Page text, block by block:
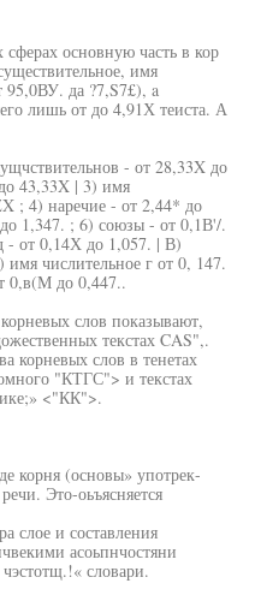
сферах основную часть в кор
имя
95,0ВУ. да ?7,S7£), a
лишь от до 4,91Х теиста. А
- от 28,33X до
43,33X | 3) имя
; 4) наречие - от 2,44* до
1,347. ; 6) союзы - от 0,1В'/.
- от 0,14Х до 1,057. | В)
числительное г от 0, 147.
0,в(М до 0,447..
слов показывают,
текстах CAS",.
корневых слов в тенетах
"КТГС"> и текстах
<"КК">.
корня (основы» употрек-
Это-оьъясняется
слое и составления
асоьпнчостяни
словари.